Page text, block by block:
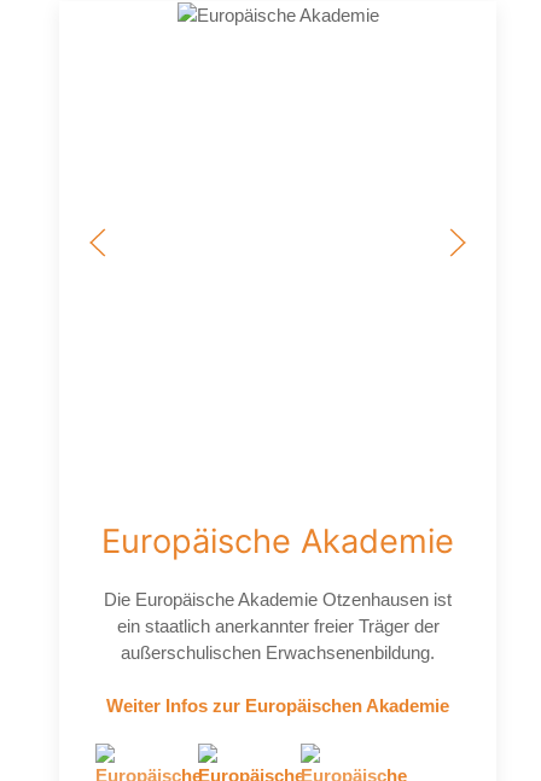
Europäische Akademie
Die Europäische Akademie Otzenhausen ist
ein staatlich anerkannter freier Träger der
außerschulischen Erwachsenenbildung.
Weiter Infos zur Europäischen Akademie